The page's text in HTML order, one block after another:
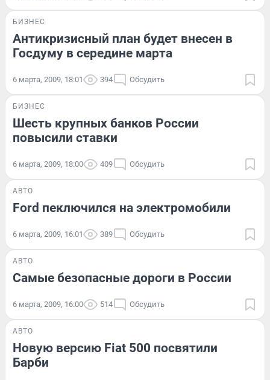
БИЗНЕС
Антикризисный план будет внесен в
Госдуму в середине марта
6 марта, 2009, 18:01 394 Обсудить
БИЗНЕС
Шесть крупных банков России
повысили ставки
6 марта, 2009, 18:00 409 Обсудить
АВТО
Ford пеключился на электромобили
6 марта, 2009, 16:01 389 Обсудить
АВТО
Самые безопасные дороги в России
6 марта, 2009, 16:00 514 Обсудить
АВТО
Новую версию Fiat 500 посвятили
Барби